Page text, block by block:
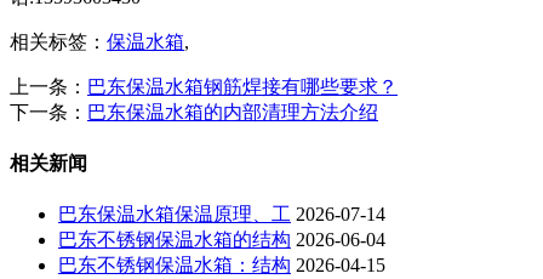
相关标签： 保温水箱,
上一条： 巴东保温水箱钢筋焊接有哪些要求？
下一条： 巴东保温水箱的内部清理方法介绍
相关新闻
巴东保温水箱保温原理、工 2026-07-14
巴东不锈钢保温水箱的结构 2026-06-04
巴东不锈钢保温水箱：结构 2026-04-15